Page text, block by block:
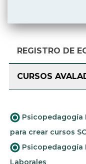
REGISTRO DE
CURSOS
Psicopedagogía
para crear cursos
Psicopedagogía
Laborales